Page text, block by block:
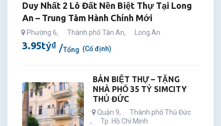
Duy Nhất 2 Lô Đất Nền Biệt Thự Tại Long
An – Trung Tâm Hành Chính Mới
Phường 6, Thành phố Tân An, Long An
3.95tỷ₫ Tổng (Cố định)
BÁN BIỆT THỰ – TẶNG
NHÀ PHỐ 35 TỶ SIMCITY
THỦ ĐỨC
Quận 9,
Thành phố Thủ Đức
,
Tp. Hồ Chí Minh